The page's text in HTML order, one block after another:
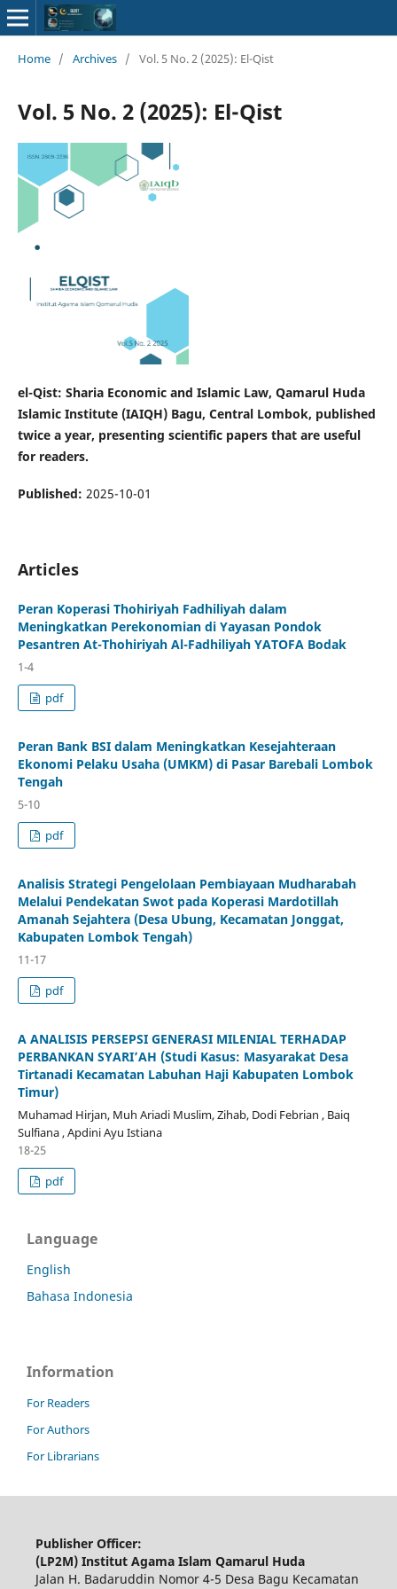
Home / Archives / Vol. 5 No. 2 (2025): El-Qist
Vol. 5 No. 2 (2025): El-Qist
el-Qist: Sharia Economic and Islamic Law, Qamarul Huda
Islamic Institute (IAIQH) Bagu, Central Lombok, published
twice a year, presenting scientific papers that are useful
for readers.
Published: 2025-10-01
Articles
Peran Koperasi Thohiriyah Fadhiliyah dalam
Meningkatkan Perekonomian di Yayasan Pondok
Pesantren At-Thohiriyah Al-Fadhiliyah YATOFA Bodak
1-4
pdf
Peran Bank BSI dalam Meningkatkan Kesejahteraan
Ekonomi Pelaku Usaha (UMKM) di Pasar Barebali Lombok
Tengah
5-10
pdf
Analisis Strategi Pengelolaan Pembiayaan Mudharabah
Melalui Pendekatan Swot pada Koperasi ‎Mardotillah
Amanah Sejahtera (Desa Ubung, Kecamatan Jonggat,
Kabupaten Lombok ‎Tengah)‎
11-17
pdf
A ANALISIS PERSEPSI GENERASI MILENIAL TERHADAP
PERBANKAN SYARI’AH (Studi Kasus: Masyarakat Desa
Tirtanadi Kecamatan Labuhan Haji Kabupaten Lombok
Timur)
Muhamad Hirjan, Muh Ariadi Muslim, Zihab, Dodi Febrian ‎, Baiq
Sulfiana ‎, Apdini Ayu Istiana ‎
18-25
pdf
Language
English
Bahasa Indonesia
Information
For Readers
For Authors
For Librarians
Publisher Officer:
(LP2M) Institut Agama Islam Qamarul Huda
Jalan H. Badaruddin Nomor 4-5 Desa Bagu Kecamatan